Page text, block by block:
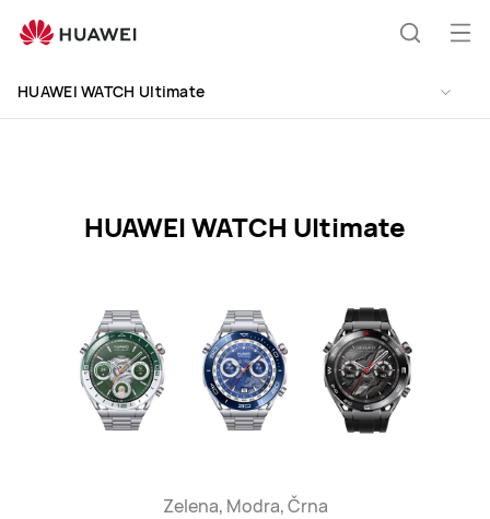
WATCH
Specification
HUAWEI WATCH Ultimate
HUAWEI WATCH Ultimate
Zelena, Modra, Črna